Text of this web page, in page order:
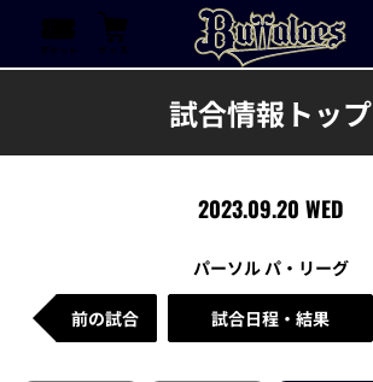
試合情報トップ
2023.09.20 WED
パーソル パ・リーグ
前の試合 試合日程・結果